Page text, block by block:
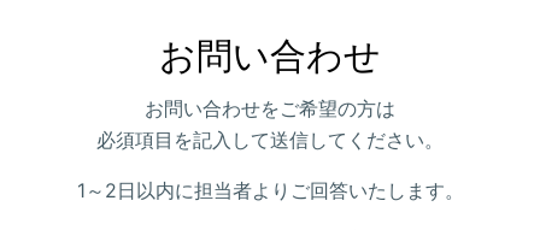
お問い合わせ
お問い合わせをご希望の方は
必須項目を記入して送信してください。
1～2日以内に担当者よりご回答いたします。